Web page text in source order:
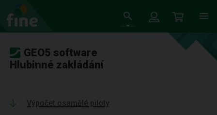
GEO5 software
Hlubinné zakládání
Výpočet osamělé piloty